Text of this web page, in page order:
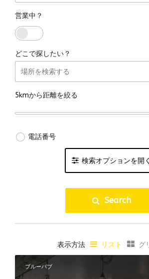
営業中？
どこで探したい？
5kmから距離を絞る
電話番号
検索オプションを開く
国内クラフトビール
海外クラフトビール
ビアフライトあり
リアルエールあり
Search
表示方法 リスト グ
ブルーパブ